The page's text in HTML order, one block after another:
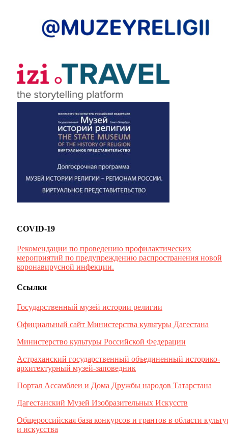
COVID-19
Рекомендации по проведению профилактических
мероприятий по предупреждению распространения новой
коронавирусной инфекции.
Ссылки
Государственный музей истории религии
Официальный сайт Министерства культуры Дагестана
Министерство культуры Российской Федерации
Астраханский государственный объединенный историко-
архитектурный музей-заповедник
Портал Ассамблеи и Дома Дружбы народов Татарстана
Дагестанский Музей Изобразительных Искусств
Общероссийская база конкурсов и грантов в области
и искусства